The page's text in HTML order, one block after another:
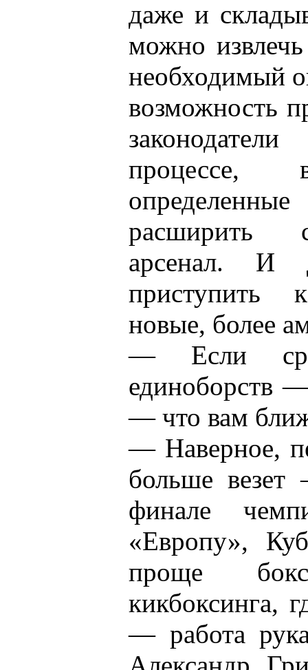
даже и
можно
необходимый
возможность
процессе,
расширить
арсенал. И
приступить
новые, более
— Если
единоборств
— что вам
— Наверное,
больше
финале
«Европу»,
проще
кикбоксинга,
— работа